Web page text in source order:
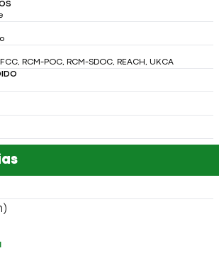
RCM-POC, RCM-SDOC, REACH, UKCA